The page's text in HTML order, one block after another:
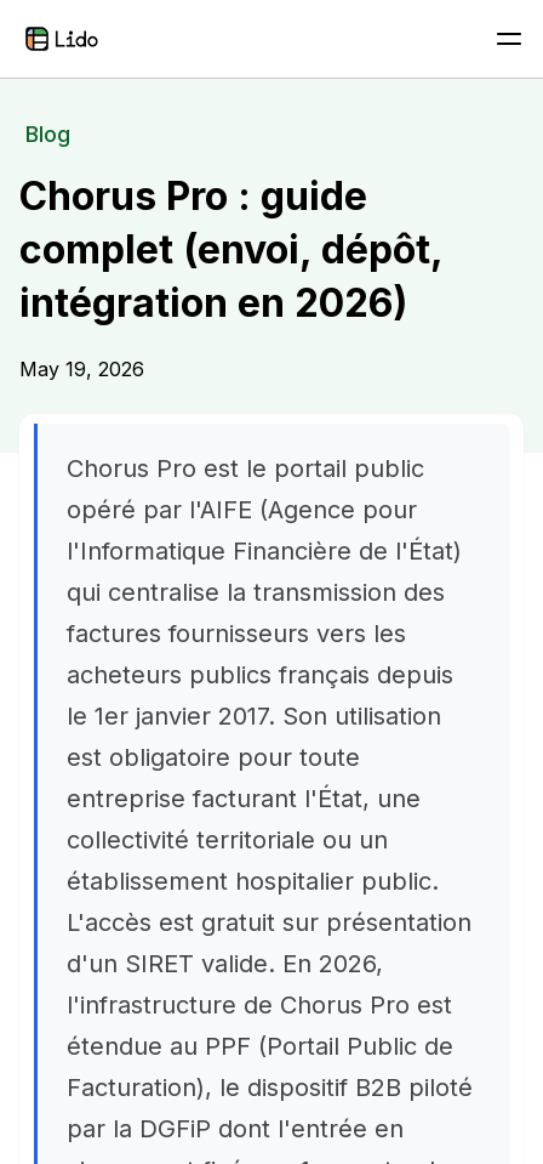
Blog
Chorus Pro : guide
complet (envoi, dépôt,
intégration en 2026)
May 19, 2026
Chorus Pro est le portail public
opéré par l'AIFE (Agence pour
l'Informatique Financière de l'État)
qui centralise la transmission des
factures fournisseurs vers les
acheteurs publics français depuis
le 1er janvier 2017. Son utilisation
est obligatoire pour toute
entreprise facturant l'État, une
collectivité territoriale ou un
établissement hospitalier public.
L'accès est gratuit sur présentation
d'un SIRET valide. En 2026,
l'infrastructure de Chorus Pro est
étendue au PPF (Portail Public de
Facturation), le dispositif B2B piloté
par la DGFiP dont l'entrée en